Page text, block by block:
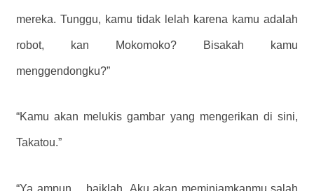
mereka. Tunggu, kamu tidak lelah karena kamu adalah
robot, kan Mokomoko? Bisakah kamu
menggendongku?”
“Kamu akan melukis gambar yang mengerikan di sini,
Takatou.”